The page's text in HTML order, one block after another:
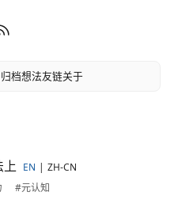
归档想法友链关于
上 EN
ZH-CN
#元认知